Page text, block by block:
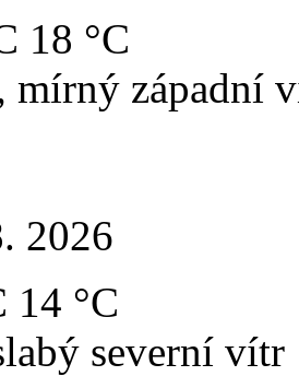
18 °C
mírný západní
2026
14 °C
severní vítr